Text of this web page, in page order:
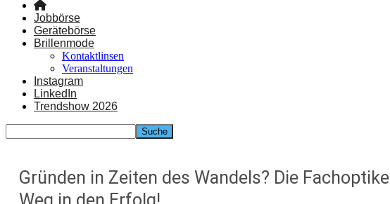
Jobbörse
Gerätebörse
Brillenmode
Kontaktlinsen
Veranstaltungen
Instagram
LinkedIn
Trendshow 2026
Gründen in Zeiten des Wandels? Die